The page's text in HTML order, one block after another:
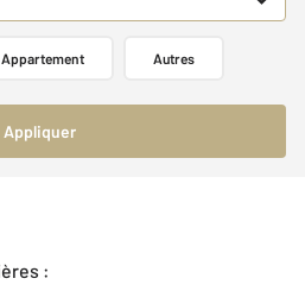
Appartement Autres
Appliquer
: